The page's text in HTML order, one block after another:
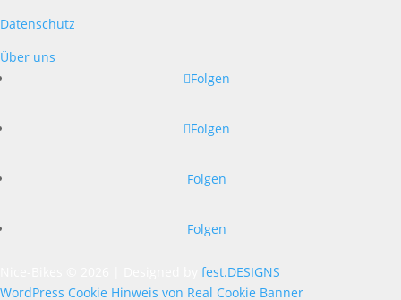
Datenschutz
Über uns
Folgen
Folgen
Folgen
Folgen
fest.DESIGNS
WordPress Cookie Hinweis von Real Cookie Banner